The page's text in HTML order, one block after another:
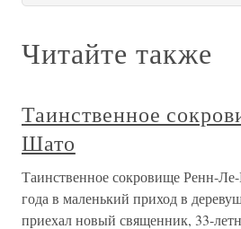
Читайте также
Таинственное
Шато
Таинственное сокровище Ренн-
года в маленький приход в
приехал новый священник, 33-